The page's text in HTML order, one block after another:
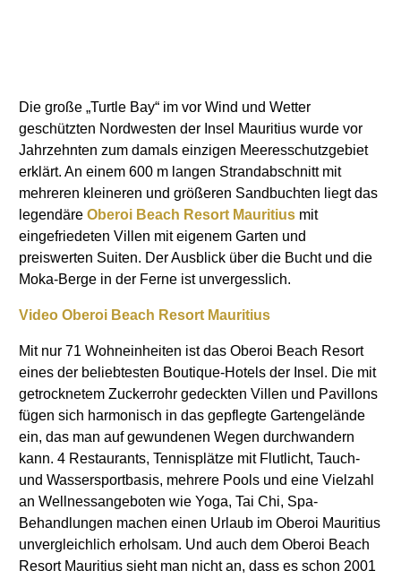
Die große „Turtle Bay“ im vor Wind und Wetter
geschützten Nordwesten der Insel Mauritius wurde vor
Jahrzehnten zum damals einzigen Meeresschutzgebiet
erklärt. An einem 600 m langen Strandabschnitt mit
mehreren kleineren und größeren Sandbuchten liegt das
legendäre Oberoi Beach Resort Mauritius mit
eingefriedeten Villen mit eigenem Garten und
preiswerten Suiten. Der Ausblick über die Bucht und die
Moka-Berge in der Ferne ist unvergesslich.
Video Oberoi Beach Resort Mauritius
Mit nur 71 Wohneinheiten ist das Oberoi Beach Resort
eines der beliebtesten Boutique-Hotels der Insel. Die mit
getrocknetem Zuckerrohr gedeckten Villen und Pavillons
fügen sich harmonisch in das gepflegte Gartengelände
ein, das man auf gewundenen Wegen durchwandern
kann. 4 Restaurants, Tennisplätze mit Flutlicht, Tauch-
und Wassersportbasis, mehrere Pools und eine Vielzahl
an Wellnessangeboten wie Yoga, Tai Chi, Spa-
Behandlungen machen einen Urlaub im Oberoi Mauritius
unvergleichlich erholsam. Und auch dem Oberoi Beach
Resort Mauritius sieht man nicht an, dass es schon 2001